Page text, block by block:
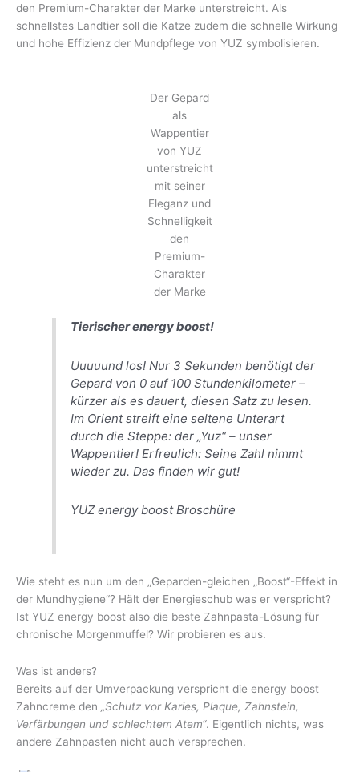
den Premium-Charakter der Marke unterstreicht. Als
schnellstes Landtier soll die Katze zudem die schnelle Wirkung
und hohe Effizienz der Mundpflege von YUZ symbolisieren.
Der Gepard
als
Wappentier
von YUZ
unterstreicht
mit seiner
Eleganz und
Schnelligkeit
den
Premium-
Charakter
der Marke
Tierischer energy boost!
Uuuuund los! Nur 3 Sekunden benötigt der
Gepard von 0 auf 100 Stundenkilometer –
kürzer als es dauert, diesen Satz zu lesen.
Im Orient streift eine seltene Unterart
durch die Steppe: der „Yuz“ – unser
Wappentier! Erfreulich: Seine Zahl nimmt
wieder zu. Das finden wir gut!
YUZ energy boost Broschüre
Wie steht es nun um den „Geparden-gleichen „Boost“-Effekt in
der Mundhygiene“? Hält der Energieschub was er verspricht?
Ist YUZ energy boost also die beste Zahnpasta-Lösung für
chronische Morgenmuffel? Wir probieren es aus.
Was ist anders?
Bereits auf der Umverpackung verspricht die energy boost
Zahncreme den „Schutz vor Karies, Plaque, Zahnstein,
Verfärbungen und schlechtem Atem“. Eigentlich nichts, was
andere Zahnpasten nicht auch versprechen.